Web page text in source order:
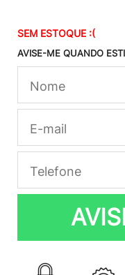
SEM ESTOQUE :(
AVISE-ME QUANDO